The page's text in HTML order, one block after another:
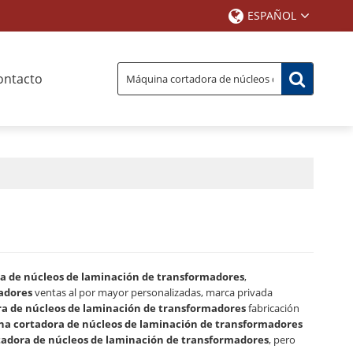
ESPAÑOL
de núcleos de laminación de transformadores,
ventas al por mayor personalizadas, marca privada
de núcleos de laminación de transformadoresfabricación
cortadora de núcleos de laminación de transformadores
de núcleos de laminación de transformadores, pero